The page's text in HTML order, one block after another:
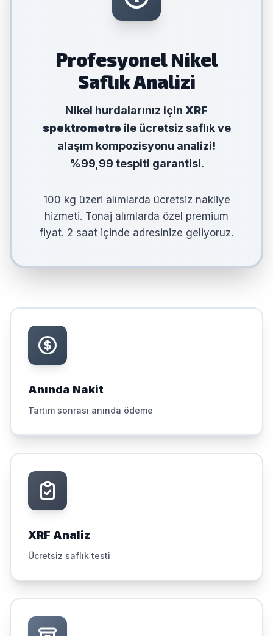
Profesyonel Nikel
Saflık Analizi
Nikel hurdalarınız için XRF
spektrometre ile ücretsiz saflık ve
alaşım kompozisyonu analizi!
%99,99 tespiti garantisi.
100 kg üzeri alımlarda ücretsiz nakliye
hizmeti. Tonaj alımlarda özel premium
fiyat. 2 saat içinde adresinize geliyoruz.
Anında Nakit
Tartım sonrası anında ödeme
XRF Analiz
Ücretsiz saflık testi